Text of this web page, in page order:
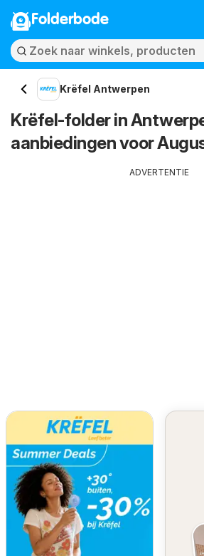
Folderbode
Krëfel Antwerpen
Krëfel-folder in
aanbiedingen voor
ADVERTENTIE